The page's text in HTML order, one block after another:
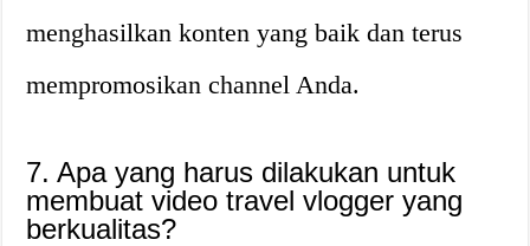
menghasilkan konten yang baik dan terus
mempromosikan channel Anda.
7. Apa yang harus dilakukan untuk
membuat video travel vlogger yang
berkualitas?